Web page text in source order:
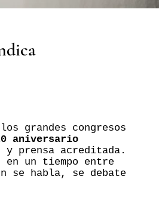
grandes congresos
aniversario
prensa acreditada.
un tiempo entre
se habla, se debate